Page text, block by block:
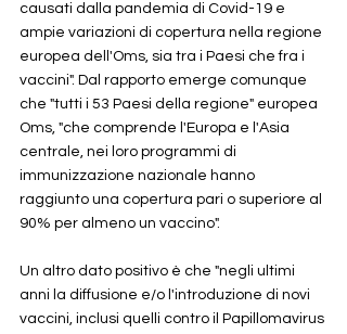
causati dalla pandemia di Covid-19 e
ampie variazioni di copertura nella regione
europea dell'Oms, sia tra i Paesi che fra i
vaccini". Dal rapporto emerge comunque
che "tutti i 53 Paesi della regione" europea
Oms, "che comprende l'Europa e l'Asia
centrale, nei loro programmi di
immunizzazione nazionale hanno
raggiunto una copertura pari o superiore al
90% per almeno un vaccino".
Un altro dato positivo è che "negli ultimi
anni la diffusione e/o l'introduzione di novi
vaccini, inclusi quelli contro il Papillomavirus